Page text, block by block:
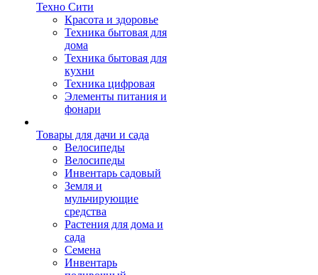
Техно Сити
Красота и здоровье
Техника бытовая для
дома
Техника бытовая для
кухни
Техника цифровая
Элементы питания и
фонари
Товары для дачи и сада
Велосипеды
Велосипеды
Инвентарь садовый
Земля и
мульчирующие
средства
Растения для дома и
сада
Семена
Инвентарь